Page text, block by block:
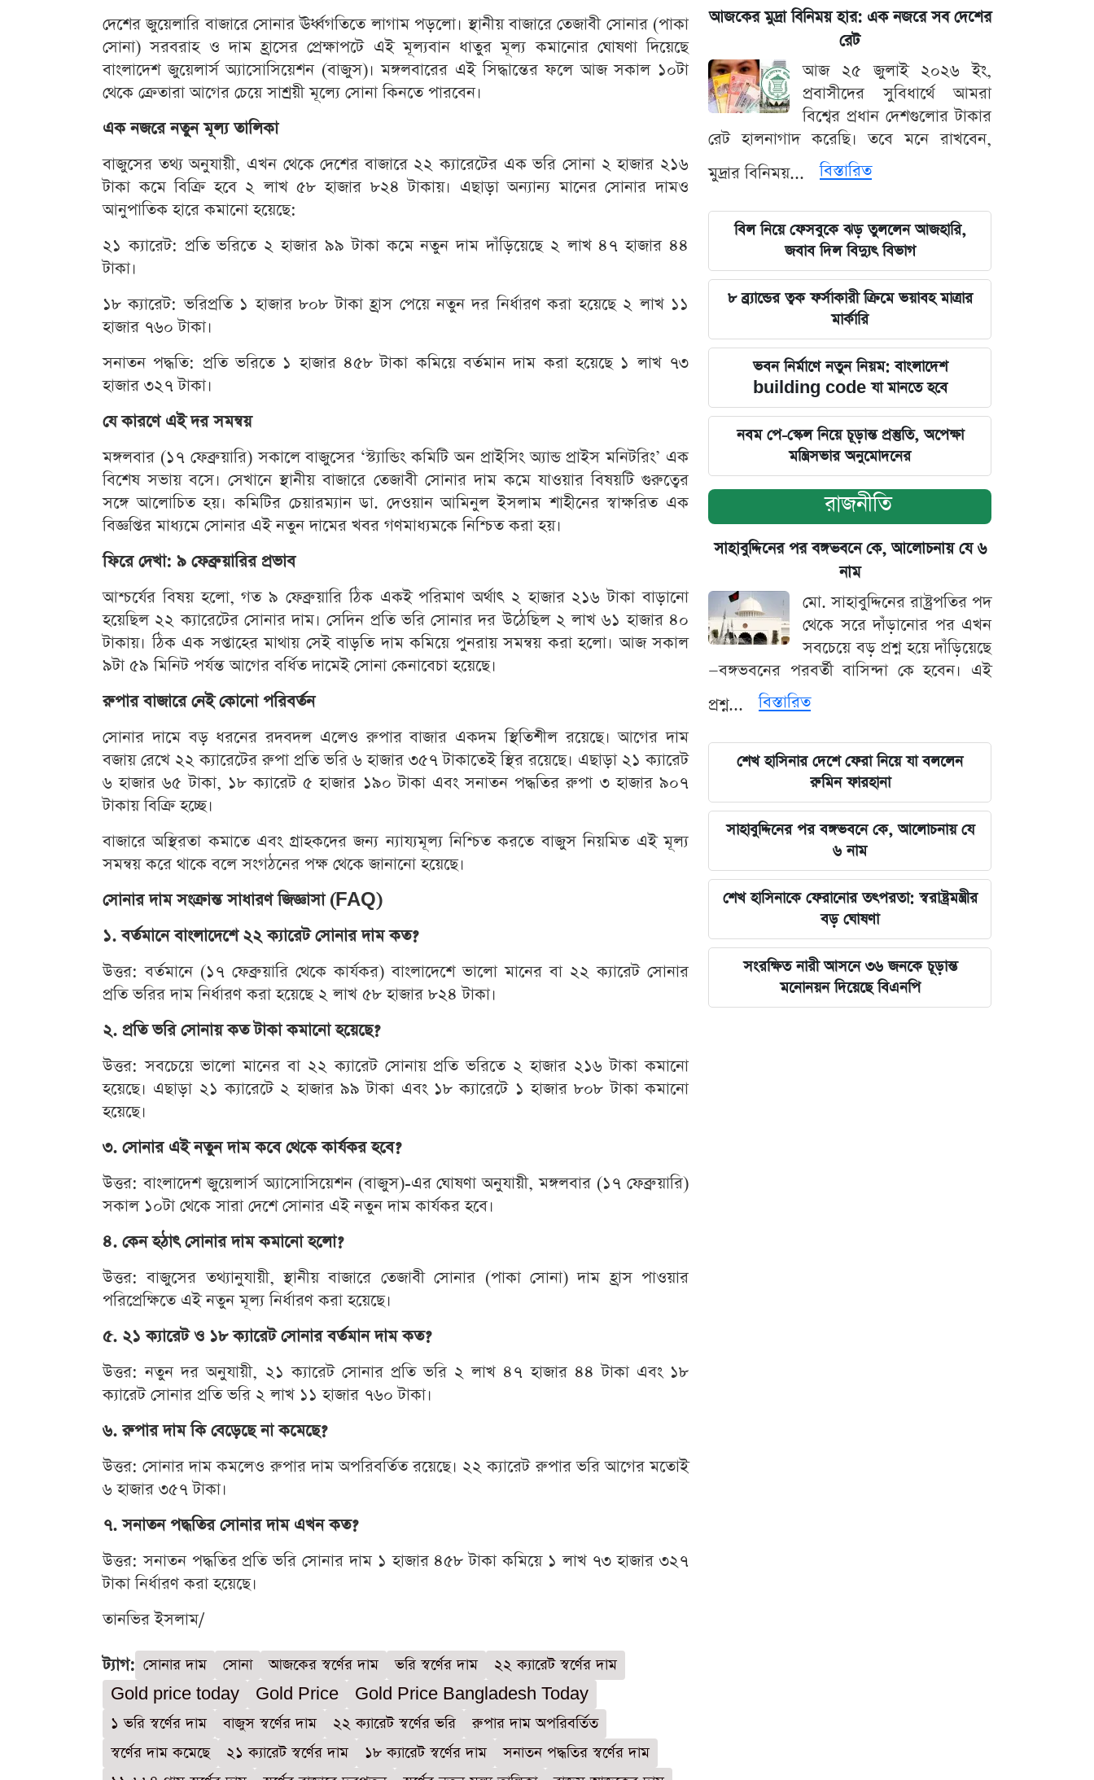
দেশের জুয়েলারি বাজারে সোনার ঊর্ধ্বগতিতে লাগাম পড়লো। স্থানীয় বাজারে তেজাবী সোনার (পাকা
সোনা) সরবরাহ ও দাম হ্রাসের প্রেক্ষাপটে এই মূল্যবান ধাতুর মূল্য কমানোর ঘোষণা দিয়েছে
বাংলাদেশ জুয়েলার্স অ্যাসোসিয়েশন (বাজুস)। মঙ্গলবারের এই সিদ্ধান্তের ফলে আজ সকাল ১০টা
থেকে ক্রেতারা আগের চেয়ে সাশ্রয়ী মূল্যে সোনা কিনতে পারবেন।
এক নজরে নতুন মূল্য তালিকা
বাজুসের তথ্য অনুযায়ী, এখন থেকে দেশের বাজারে ২২ ক্যারেটের এক ভরি সোনা ২ হাজার ২১৬
টাকা কমে বিক্রি হবে ২ লাখ ৫৮ হাজার ৮২৪ টাকায়। এছাড়া অন্যান্য মানের সোনার দামও
আনুপাতিক হারে কমানো হয়েছে:
২১ ক্যারেট: প্রতি ভরিতে ২ হাজার ৯৯ টাকা কমে নতুন দাম দাঁড়িয়েছে ২ লাখ ৪৭ হাজার ৪৪
টাকা।
১৮ ক্যারেট: ভরিপ্রতি ১ হাজার ৮০৮ টাকা হ্রাস পেয়ে নতুন দর নির্ধারণ করা হয়েছে ২ লাখ ১১
হাজার ৭৬০ টাকা।
সনাতন পদ্ধতি: প্রতি ভরিতে ১ হাজার ৪৫৮ টাকা কমিয়ে বর্তমান দাম করা হয়েছে ১ লাখ ৭৩
হাজার ৩২৭ টাকা।
যে কারণে এই দর সমন্বয়
মঙ্গলবার (১৭ ফেব্রুয়ারি) সকালে বাজুসের ‘স্ট্যান্ডিং কমিটি অন প্রাইসিং অ্যান্ড প্রাইস মনিটরিং’ এক
বিশেষ সভায় বসে। সেখানে স্থানীয় বাজারে তেজাবী সোনার দাম কমে যাওয়ার বিষয়টি গুরুত্বের
সঙ্গে আলোচিত হয়। কমিটির চেয়ারম্যান ডা. দেওয়ান আমিনুল ইসলাম শাহীনের স্বাক্ষরিত এক
বিজ্ঞপ্তির মাধ্যমে সোনার এই নতুন দামের খবর গণমাধ্যমকে নিশ্চিত করা হয়।
ফিরে দেখা: ৯ ফেব্রুয়ারির প্রভাব
আশ্চর্যের বিষয় হলো, গত ৯ ফেব্রুয়ারি ঠিক একই পরিমাণ অর্থাৎ ২ হাজার ২১৬ টাকা বাড়ানো
হয়েছিল ২২ ক্যারেটের সোনার দাম। সেদিন প্রতি ভরি সোনার দর উঠেছিল ২ লাখ ৬১ হাজার ৪০
টাকায়। ঠিক এক সপ্তাহের মাথায় সেই বাড়তি দাম কমিয়ে পুনরায় সমন্বয় করা হলো। আজ সকাল
৯টা ৫৯ মিনিট পর্যন্ত আগের বর্ধিত দামেই সোনা কেনাবেচা হয়েছে।
রুপার বাজারে নেই কোনো পরিবর্তন
সোনার দামে বড় ধরনের রদবদল এলেও রুপার বাজার একদম স্থিতিশীল রয়েছে। আগের দাম
বজায় রেখে ২২ ক্যারেটের রুপা প্রতি ভরি ৬ হাজার ৩৫৭ টাকাতেই স্থির রয়েছে। এছাড়া ২১ ক্যারেট
৬ হাজার ৬৫ টাকা, ১৮ ক্যারেট ৫ হাজার ১৯০ টাকা এবং সনাতন পদ্ধতির রুপা ৩ হাজার ৯০৭
টাকায় বিক্রি হচ্ছে।
বাজারে অস্থিরতা কমাতে এবং গ্রাহকদের জন্য ন্যায্যমূল্য নিশ্চিত করতে বাজুস নিয়মিত এই মূল্য
সমন্বয় করে থাকে বলে সংগঠনের পক্ষ থেকে জানানো হয়েছে।
সোনার দাম সংক্রান্ত সাধারণ জিজ্ঞাসা (FAQ)
১. বর্তমানে বাংলাদেশে ২২ ক্যারেট সোনার দাম কত?
উত্তর: বর্তমানে (১৭ ফেব্রুয়ারি থেকে কার্যকর) বাংলাদেশে ভালো মানের বা ২২ ক্যারেট সোনার
প্রতি ভরির দাম নির্ধারণ করা হয়েছে ২ লাখ ৫৮ হাজার ৮২৪ টাকা।
২. প্রতি ভরি সোনায় কত টাকা কমানো হয়েছে?
উত্তর: সবচেয়ে ভালো মানের বা ২২ ক্যারেট সোনায় প্রতি ভরিতে ২ হাজার ২১৬ টাকা কমানো
হয়েছে। এছাড়া ২১ ক্যারেটে ২ হাজার ৯৯ টাকা এবং ১৮ ক্যারেটে ১ হাজার ৮০৮ টাকা কমানো
হয়েছে।
৩. সোনার এই নতুন দাম কবে থেকে কার্যকর হবে?
উত্তর: বাংলাদেশ জুয়েলার্স অ্যাসোসিয়েশন (বাজুস)-এর ঘোষণা অনুযায়ী, মঙ্গলবার (১৭ ফেব্রুয়ারি)
সকাল ১০টা থেকে সারা দেশে সোনার এই নতুন দাম কার্যকর হবে।
৪. কেন হঠাৎ সোনার দাম কমানো হলো?
উত্তর: বাজুসের তথ্যানুযায়ী, স্থানীয় বাজারে তেজাবী সোনার (পাকা সোনা) দাম হ্রাস পাওয়ার
পরিপ্রেক্ষিতে এই নতুন মূল্য নির্ধারণ করা হয়েছে।
৫. ২১ ক্যারেট ও ১৮ ক্যারেট সোনার বর্তমান দাম কত?
উত্তর: নতুন দর অনুযায়ী, ২১ ক্যারেট সোনার প্রতি ভরি ২ লাখ ৪৭ হাজার ৪৪ টাকা এবং ১৮
ক্যারেট সোনার প্রতি ভরি ২ লাখ ১১ হাজার ৭৬০ টাকা।
৬. রুপার দাম কি বেড়েছে না কমেছে?
উত্তর: সোনার দাম কমলেও রুপার দাম অপরিবর্তিত রয়েছে। ২২ ক্যারেট রুপার ভরি আগের মতোই
৬ হাজার ৩৫৭ টাকা।
৭. সনাতন পদ্ধতির সোনার দাম এখন কত?
উত্তর: সনাতন পদ্ধতির প্রতি ভরি সোনার দাম ১ হাজার ৪৫৮ টাকা কমিয়ে ১ লাখ ৭৩ হাজার ৩২৭
টাকা নির্ধারণ করা হয়েছে।
তানভির ইসলাম/
ট্যাগ: সোনার দাম সোনা আজকের স্বর্ণের দাম ভরি স্বর্ণের দাম
২২ ক্যারেট স্বর্ণের দাম
Gold price today
Gold Price
Gold Price Bangladesh Today
১ ভরি স্বর্ণের দাম
বাজুস স্বর্ণের দাম ২২ ক্যারেট স্বর্ণের ভরি
রুপার দাম অপরিবর্তিত
স্বর্ণের দাম কমেছে
২১ ক্যারেট স্বর্ণের দাম ১৮ ক্যারেট স্বর্ণের দাম
সনাতন পদ্ধতির স্বর্ণের দাম
আজকের মুদ্রা বিনিময় হার: এক নজরে সব দেশের
রেট
আজ ২৫ জুলাই ২০২৬ ইং,
প্রবাসীদের সুবিধার্থে আমরা
বিশ্বের প্রধান দেশগুলোর টাকার
রেট হালনাগাদ করেছি। তবে মনে রাখবেন,
মুদ্রার বিনিময়...
বিস্তারিত
বিল নিয়ে ফেসবুকে ঝড় তুললেন আজহারি,
জবাব দিল বিদ্যুৎ বিভাগ
৮ ব্র্যান্ডের ত্বক ফর্সাকারী ক্রিমে ভয়াবহ মাত্রার
মার্কারি
ভবন নির্মাণে নতুন নিয়ম: বাংলাদেশ
building code যা মানতে হবে
নবম পে-স্কেল নিয়ে চূড়ান্ত প্রস্তুতি, অপেক্ষা
মন্ত্রিসভার অনুমোদনের
রাজনীতি
সাহাবুদ্দিনের পর বঙ্গভবনে কে, আলোচনায় যে ৬
নাম
মো. সাহাবুদ্দিনের রাষ্ট্রপতির পদ
থেকে সরে দাঁড়ানোর পর এখন
সবচেয়ে বড় প্রশ্ন হয়ে দাঁড়িয়েছে
—বঙ্গভবনের পরবর্তী বাসিন্দা কে হবেন। এই
প্রশ্ন...
বিস্তারিত
শেখ হাসিনার দেশে ফেরা নিয়ে যা বললেন
রুমিন ফারহানা
সাহাবুদ্দিনের পর বঙ্গভবনে কে, আলোচনায় যে
৬ নাম
শেখ হাসিনাকে ফেরানোর তৎপরতা: স্বরাষ্ট্রমন্ত্রীর
বড় ঘোষণা
সংরক্ষিত নারী আসনে ৩৬ জনকে চূড়ান্ত
মনোনয়ন দিয়েছে বিএনপি